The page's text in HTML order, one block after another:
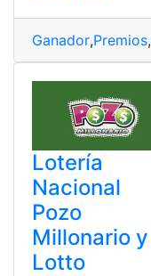
Ganador,Premios,
Lotería
Nacional
Pozo
Millonario y
Lotto